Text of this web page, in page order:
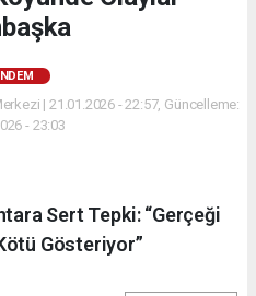
| 21.01.2026 - 22:57, Güncelleme:
- 23:03
Sert Tepki: “Gerçeği
Gösteriyor”